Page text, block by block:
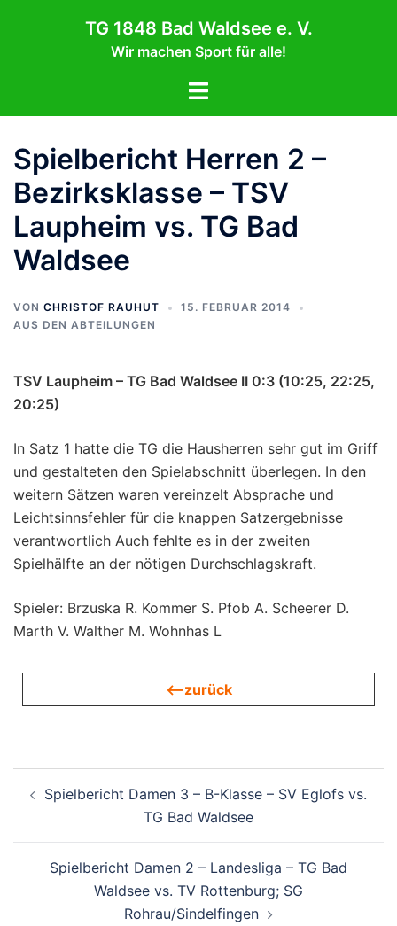
TG 1848 Bad Waldsee e. V.
Wir machen Sport für alle!
Menü
Spielbericht Herren 2 –
Bezirksklasse – TSV
Laupheim vs. TG Bad
Waldsee
VON CHRISTOF RAUHUT
15. FEBRUAR 2014
AUS DEN ABTEILUNGEN
TSV Laupheim – TG Bad Waldsee II 0:3 (10:25, 22:25,
20:25)
In Satz 1 hatte die TG die Hausherren sehr gut im Griff
und gestalteten den Spielabschnitt überlegen. In den
weitern Sätzen waren vereinzelt Absprache und
Leichtsinnsfehler für die knappen Satzergebnisse
verantwortlich Auch fehlte es in der zweiten
Spielhälfte an der nötigen Durchschlagskraft.
Spieler: Brzuska R. Kommer S. Pfob A. Scheerer D.
Marth V. Walther M. Wohnhas L
<—zurück
Spielbericht Damen 3 – B-Klasse – SV Eglofs vs.
TG Bad Waldsee
Spielbericht Damen 2 – Landesliga – TG Bad
Waldsee vs. TV Rottenburg; SG
Rohrau/Sindelfingen